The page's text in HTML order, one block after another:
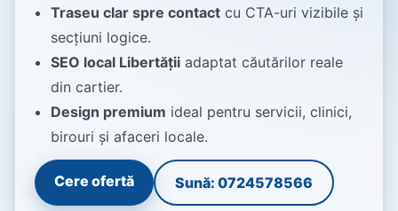
Traseu clar spre contact cu CTA-uri vizibile și
secțiuni logice.
SEO local Libertății adaptat căutărilor reale
din cartier.
Design premium ideal pentru servicii, clinici,
birouri și afaceri locale.
Cere ofertă Sună: 0724578566